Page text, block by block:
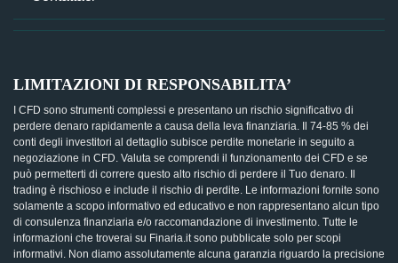
LIMITAZIONI DI RESPONSABILITA’
I CFD sono strumenti complessi e presentano un rischio significativo di
perdere denaro rapidamente a causa della leva finanziaria. Il 74-85 % dei
conti degli investitori al dettaglio subisce perdite monetarie in seguito a
negoziazione in CFD. Valuta se comprendi il funzionamento dei CFD e se
può permetterti di correre questo alto rischio di perdere il Tuo denaro. Il
trading è rischioso e include il rischio di perdite. Le informazioni fornite sono
solamente a scopo informativo ed educativo e non rappresentano alcun tipo
di consulenza finanziaria e/o raccomandazione di investimento. Tutte le
informazioni che troverai su Finaria.it sono pubblicate solo per scopi
informativi. Non diamo assolutamente alcuna garanzia riguardo la precisione